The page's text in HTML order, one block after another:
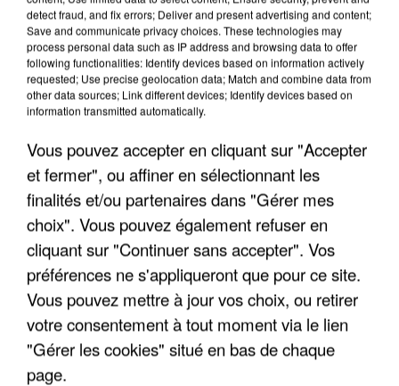
"JE SUIS À DISPOSITION DES
ENFOIRÉS"
"ON A TOUS LE TRAC"
"ON N'EST PAS DES PARENTS
PARFAITS"
detect fraud, and fix errors; Deliver and present advertising and content;
Save and communicate privacy choices. These technologies may
process personal data such as IP address and browsing data to offer
following functionalities: Identify devices based on information actively
requested; Use precise geolocation data; Match and combine data from
other data sources; Link different devices; Identify devices based on
information transmitted automatically.
Vous pouvez accepter en cliquant sur "Accepter
et fermer", ou affiner en sélectionnant les
finalités et/ou partenaires dans "Gérer mes
choix". Vous pouvez également refuser en
cliquant sur "Continuer sans accepter". Vos
préférences ne s'appliqueront que pour ce site.
Vous pouvez mettre à jour vos choix, ou retirer
votre consentement à tout moment via le lien
"Gérer les cookies" situé en bas de chaque
page.